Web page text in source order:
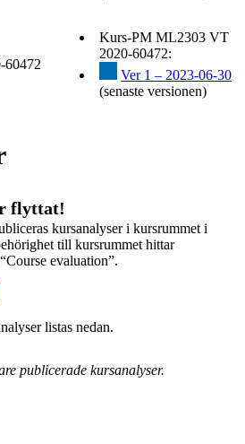
60472
Kurs-PM ML2303 VT
2020-60472:
Ver 1 – 2023-06-30
(senaste versionen)
flyttat!
kursanalyser i kursrummet i
till kursrummet hittar
evaluation”.
listas nedan.
publicerade kursanalyser.